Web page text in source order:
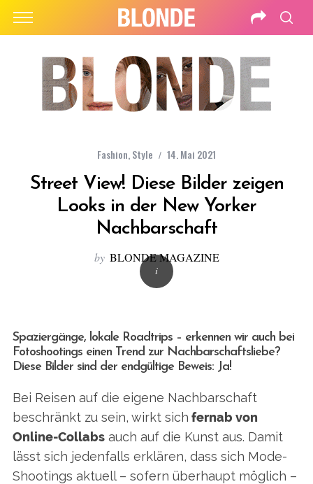
Fashion,Style 14. Mai 2021
Street View! Diese Bilder zeigen
Looks in der New Yorker
Nachbarschaft
by BLONDE MAGAZINE
Spaziergänge, lokale Roadtrips – erkennen wir auch bei
Fotoshootings einen Trend zur Nachbarschaftsliebe?
Diese Bilder sind der endgültige Beweis: Ja!
Bei Reisen auf die eigene Nachbarschaft
beschränkt zu sein, wirkt sich fernab von
Online-Collabsauch auf die Kunst aus. Damit
lässt sich jedenfalls erklären, dass sich Mode-
Shootings aktuell – sofern überhaupt möglich –